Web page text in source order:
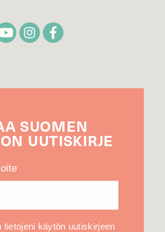
SUOMEN
UUTIS­KIRJE
tietojeni käytön uutiskirjeen